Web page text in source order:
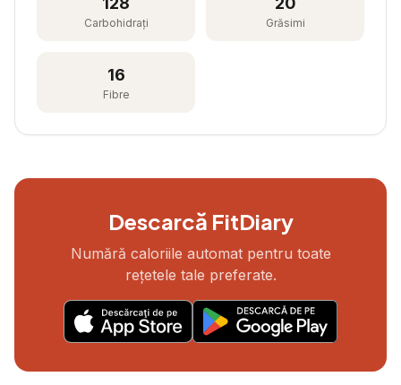
Carbohidrați Grăsimi
16
Fibre
Descarcă FitDiary
Numără caloriile automat pentru toate
rețetele tale preferate.